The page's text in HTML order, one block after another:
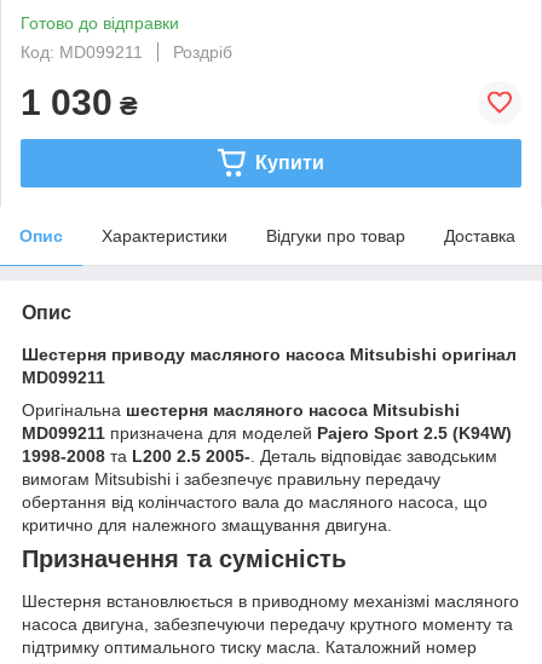
Готово до відправки
Код: MD099211
Роздріб
1 030 ₴
Купити
Опис Характеристики Відгуки про товар Доставка
Опис
Шестерня приводу масляного насоса Mitsubishi оригінал
MD099211
Оригінальна шестерня масляного насоса Mitsubishi
MD099211 призначена для моделей Pajero Sport 2.5 (K94W)
1998-2008 та L200 2.5 2005- . Деталь відповідає заводським
вимогам Mitsubishi і забезпечує правильну передачу
обертання від колінчастого вала до масляного насоса, що
критично для належного змащування двигуна.
Призначення та сумісність
Шестерня встановлюється в приводному механізмі масляного
насоса двигуна, забезпечуючи передачу крутного моменту та
підтримку оптимального тиску масла. Каталожний номер